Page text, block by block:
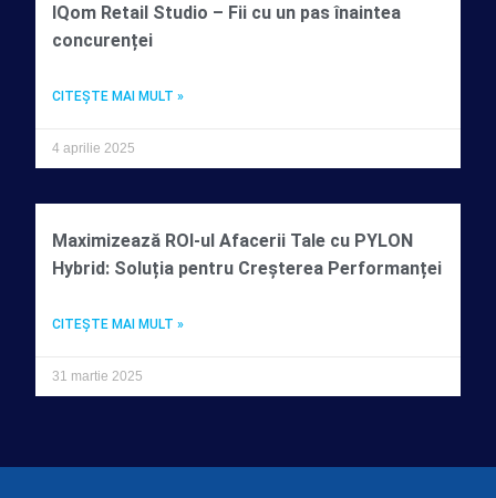
IQom Retail Studio – Fii cu un pas înaintea
concurenței
CITEŞTE MAI MULT »
4 aprilie 2025
Maximizează ROI-ul Afacerii Tale cu PYLON
Hybrid: Soluția pentru Creșterea Performanței
CITEŞTE MAI MULT »
31 martie 2025